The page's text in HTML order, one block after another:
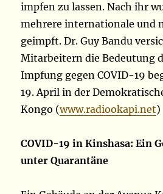
impfen zu lassen. Nach ihr
mehrere internationale und
geimpft. Dr. Guy Bandu
Mitarbeitern die Bedeutung
Impfung gegen COVID-19
19. April in der
Kongo (www.radiookapi.net)
COVID-19 in Kinshasa: Ein
unter Quarantäne